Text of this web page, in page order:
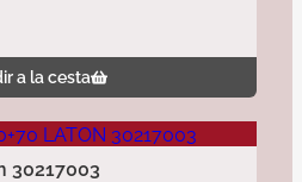
a la cesta
30217003